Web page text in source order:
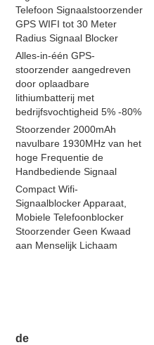
Telefoon Signaalstoorzender
GPS WIFI tot 30 Meter
Radius Signaal Blocker
Alles-in-één GPS-
stoorzender aangedreven
door oplaadbare
lithiumbatterij met
bedrijfsvochtigheid 5% -80%
Stoorzender 2000mAh
navulbare 1930MHz van het
hoge Frequentie de
Handbediende Signaal
Compact Wifi-
Signaalblocker Apparaat,
Mobiele Telefoonblocker
Stoorzender Geen Kwaad
aan Menselijk Lichaam
de